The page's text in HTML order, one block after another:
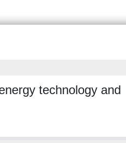
technology and